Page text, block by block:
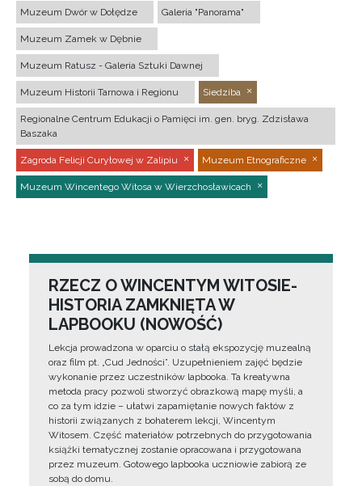
Muzeum Dwór w Dołędze Galeria "Panorama"
Muzeum Zamek w Dębnie
Muzeum Ratusz - Galeria Sztuki Dawnej
Muzeum Historii Tarnowa i Regionu Siedziba
Regionalne Centrum Edukacji o Pamięci im. gen. bryg. Zdzisława
Baszaka
Zagroda Felicji Curyłowej w Zalipiu Muzeum Etnograficzne
Muzeum Wincentego Witosa w Wierzchosławicach
RZECZ O WINCENTYM WITOSIE-
HISTORIA ZAMKNIĘTA W
LAPBOOKU (NOWOŚĆ)
Lekcja prowadzona w oparciu o stałą ekspozycję muzealną
oraz film pt. „Cud Jedności”. Uzupełnieniem zajęć będzie
wykonanie przez uczestników lapbooka. Ta kreatywna
metoda pracy pozwoli stworzyć obrazkową mapę myśli, a
co za tym idzie – ułatwi zapamiętanie nowych faktów z
historii związanych z bohaterem lekcji, Wincentym
Witosem. Część materiałów potrzebnych do przygotowania
książki tematycznej zostanie opracowana i przygotowana
przez muzeum. Gotowego lapbooka uczniowie zabiorą ze
sobą do domu.